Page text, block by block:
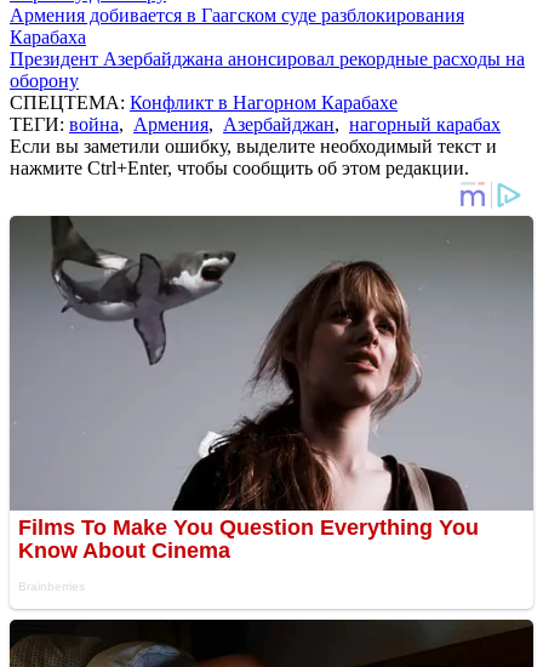
Армения добивается в Гаагском суде разблокирования
Карабаха
Президент Азербайджана анонсировал рекордные расходы на
оборону
СПЕЦТЕМА: Конфликт в Нагорном Карабахе
ТЕГИ: война, Армения, Азербайджан, нагорный карабах
Если вы заметили ошибку, выделите необходимый текст и
нажмите Ctrl+Enter, чтобы сообщить об этом редакции.